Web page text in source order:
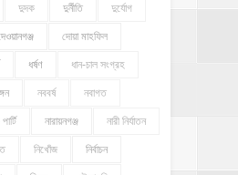
দুদক দুর্নীতি দুর্যোগ
দোয়া মাহফিল
ধর্ষণ ধান-চাল সংগ্রহ
নববর্ষ নবাগত
নারায়নগঞ্জ নারী নির্যাতন
নিখোঁজ নির্বাচন